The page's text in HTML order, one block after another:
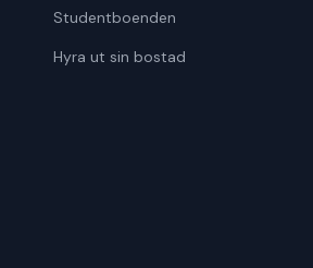
Studentboenden
Hyra ut sin bostad